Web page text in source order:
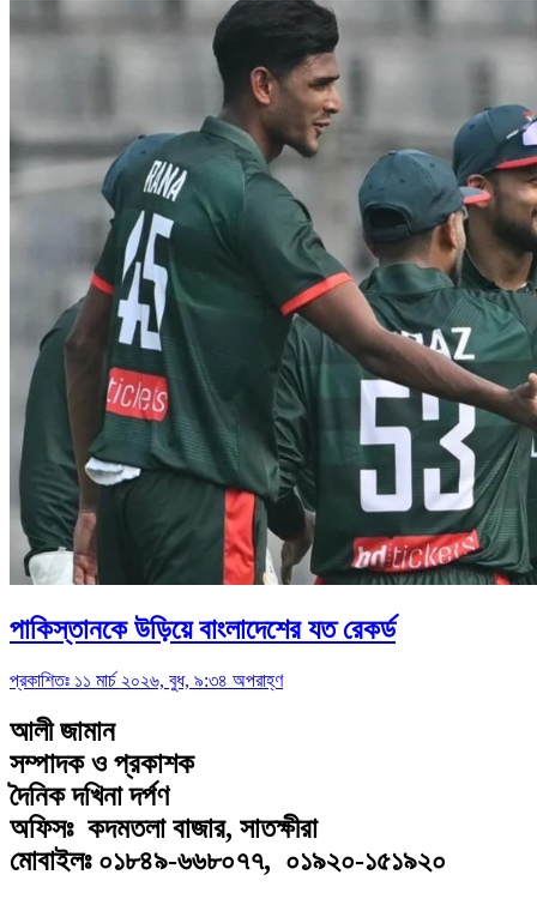
পাকিস্তানকে উড়িয়ে বাংলাদেশের যত রেকর্ড
প্রকাশিতঃ ১১ মার্চ ২০২৬, বুধ, ৯:৩৪ অপরাহ্ণ
আলী জামান
সম্পাদক ও প্রকাশক
দৈনিক দখিনা দর্পণ
অফিসঃ কদমতলা বাজার, সাতক্ষীরা
মোবাইলঃ ০১৮৪৯-৬৬৮০৭৭, ০১৯২০-১৫১৯২০